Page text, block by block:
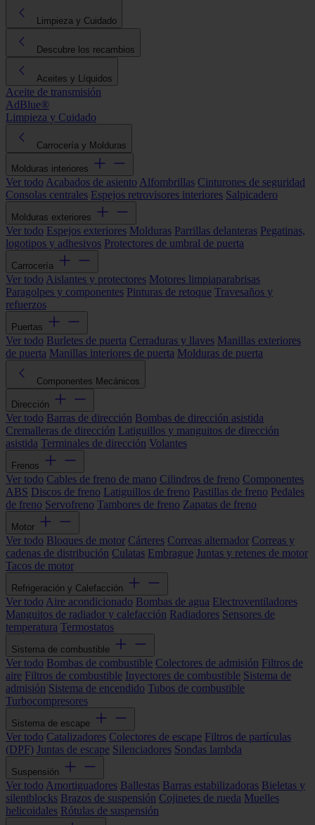
Limpieza y Cuidado
Descubre los recambios
Aceites y Líquidos
Aceite de transmisión
AdBlue®
Limpieza y Cuidado
Carrocería y Molduras
Molduras interiores
Ver todo Acabados de asiento Alfombrillas Cinturones de seguridad
Consolas centrales Espejos retrovisores interiores Salpicadero
Molduras exteriores
Ver todo Espejos exteriores Molduras Parrillas delanteras Pegatinas,
logotipos y adhesivos Protectores de umbral de puerta
Carrocería
Ver todo Aislantes y protectores Motores limpiaparabrisas
Paragolpes y componentes Pinturas de retoque Travesaños y
refuerzos
Puertas
Ver todo Burletes de puerta Cerraduras y llaves Manillas exteriores
de puerta Manillas interiores de puerta Molduras de puerta
Componentes Mecánicos
Dirección
Ver todo Barras de dirección Bombas de dirección asistida
Cremalleras de dirección Latiguillos y manguitos de dirección
asistida Terminales de dirección Volantes
Frenos
Ver todo Cables de freno de mano Cilindros de freno Componentes
ABS Discos de freno Latiguillos de freno Pastillas de freno Pedales
de freno Servofreno Tambores de freno Zapatas de freno
Motor
Ver todo Bloques de motor Cárteres Correas alternador Correas y
cadenas de distribución Culatas Embrague Juntas y retenes de motor
Tacos de motor
Refrigeración y Calefacción
Ver todo Aire acondicionado Bombas de agua Electroventiladores
Manguitos de radiador y calefacción Radiadores Sensores de
temperatura Termostatos
Sistema de combustible
Ver todo Bombas de combustible Colectores de admisión Filtros de
aire Filtros de combustible Inyectores de combustible Sistema de
admisión Sistema de encendido Tubos de combustible
Turbocompresores
Sistema de escape
Ver todo Catalizadores Colectores de escape Filtros de partículas
(DPF) Juntas de escape Silenciadores Sondas lambda
Suspensión
Ver todo Amortiguadores Ballestas Barras estabilizadoras Bieletas y
silentblocks Brazos de suspensión Cojinetes de rueda Muelles
helicoidales Rótulas de suspensión